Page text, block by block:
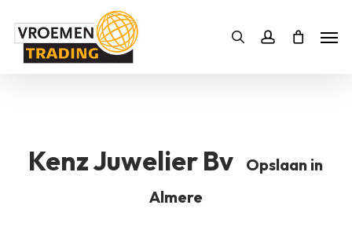
Zoekenaccount
Bestelling SLUITEN
Kenz Juwelier Bv
Opslaan in
Almere